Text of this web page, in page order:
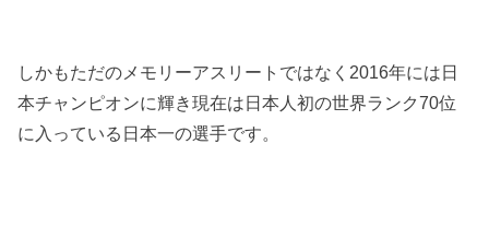
しかもただのメモリーアスリートではなく2016年には日
本チャンピオンに輝き現在は日本人初の世界ランク70位
に入っている日本一の選手です。